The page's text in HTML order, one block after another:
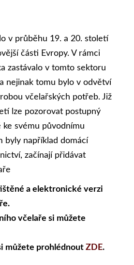
v průběhu 19. a 20. století
části Evropy. V rámci
zastávalo v tomto sektoru
nejinak tomu bylo v odvětví
včelařských potřeb. Již
lze pozorovat postupný
svému původnímu
byly například domácí
začínají přidávat
a elektronické verzi
včelaře si můžete
můžete prohlédnout ZDE.